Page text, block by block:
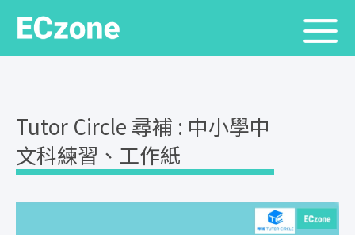
Tutor Circle 尋補 : 中小學中
文科練習、工作紙